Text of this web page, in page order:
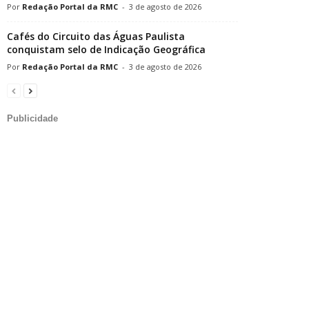
Redação Portal da RMC - 3 de agosto de 2026
Cafés do Circuito das Águas Paulista
conquistam selo de Indicação Geográfica
Redação Portal da RMC - 3 de agosto de 2026
Publicidade